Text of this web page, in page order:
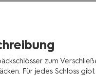
zum
Für jedes Schloss